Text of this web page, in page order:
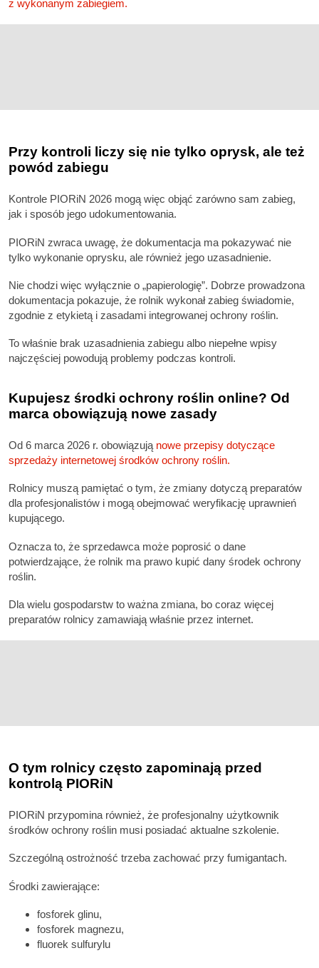
z wykonanym zabiegiem.
Przy kontroli liczy się nie tylko oprysk, ale też
powód zabiegu
Kontrole PIORiN 2026 mogą więc objąć zarówno sam zabieg,
jak i sposób jego udokumentowania.
PIORiN zwraca uwagę, że dokumentacja ma pokazywać nie
tylko wykonanie oprysku, ale również jego uzasadnienie.
Nie chodzi więc wyłącznie o „papierologię”. Dobrze prowadzona
dokumentacja pokazuje, że rolnik wykonał zabieg świadomie,
zgodnie z etykietą i zasadami integrowanej ochrony roślin.
To właśnie brak uzasadnienia zabiegu albo niepełne wpisy
najczęściej powodują problemy podczas kontroli.
Kupujesz środki ochrony roślin online? Od
marca obowiązują nowe zasady
Od 6 marca 2026 r. obowiązują nowe przepisy dotyczące
sprzedaży internetowej środków ochrony roślin.
Rolnicy muszą pamiętać o tym, że zmiany dotyczą preparatów
dla profesjonalistów i mogą obejmować weryfikację uprawnień
kupującego.
Oznacza to, że sprzedawca może poprosić o dane
potwierdzające, że rolnik ma prawo kupić dany środek ochrony
roślin.
Dla wielu gospodarstw to ważna zmiana, bo coraz więcej
preparatów rolnicy zamawiają właśnie przez internet.
O tym rolnicy często zapominają przed
kontrolą PIORiN
PIORiN przypomina również, że profesjonalny użytkownik
środków ochrony roślin musi posiadać aktualne szkolenie.
Szczególną ostrożność trzeba zachować przy fumigantach.
Środki zawierające:
fosforek glinu,
fosforek magnezu,
fluorek sulfurylu